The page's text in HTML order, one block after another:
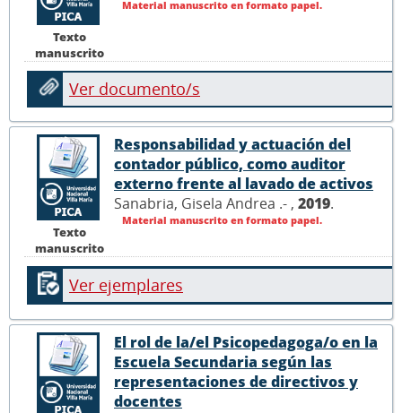
Texto
manuscrito
Material manuscrito en formato papel.
Ver documento/s
Texto
manuscrito
Responsabilidad y actuación del
contador público, como auditor
externo frente al lavado de activos
Sanabria, Gisela Andrea .- , 2019.
Material manuscrito en formato papel.
Ver ejemplares
El rol de la/el Psicopedagoga/o en la
Escuela Secundaria según las
representaciones de directivos y
docentes